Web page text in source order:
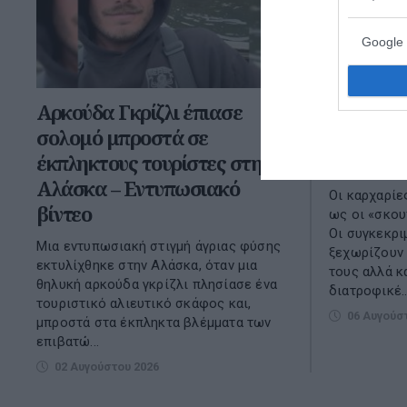
Google
Αρκούδα Γκρίζλι έπιασε
σολομό μπροστά σε
έκπληκτους τουρίστες στην
Αλάσκα – Εντυπωσιακό
βίντεο
Μια εντυπωσιακή στιγμή άγριας φύσης
εκτυλίχθηκε στην Αλάσκα, όταν μια
θηλυκή αρκούδα γκρίζλι πλησίασε ένα
τουριστικό αλιευτικό σκάφος και,
μπροστά στα έκπληκτα βλέμματα των
επιβατώ...
02 Αυγούστου 2026
Οι
ως οι
Οι
ξεχωρίζουν
τους αλλά
06